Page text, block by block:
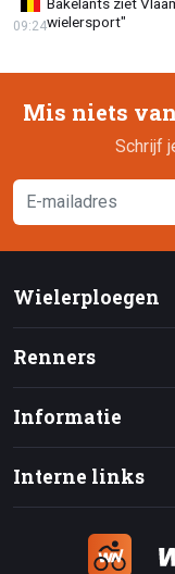
Bakelants ziet
wielersport"
09:24
Mis niets
Schrijf
Wielerploegen
Renners
Informatie
Interne links